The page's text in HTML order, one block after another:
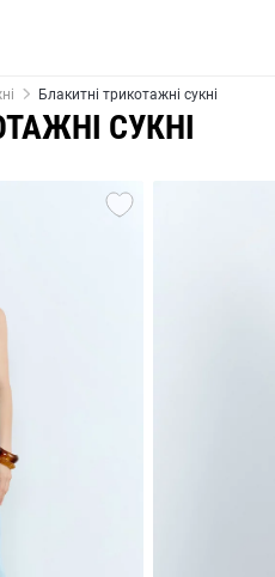
Блакитні трикотажні сукні
СУКНІ